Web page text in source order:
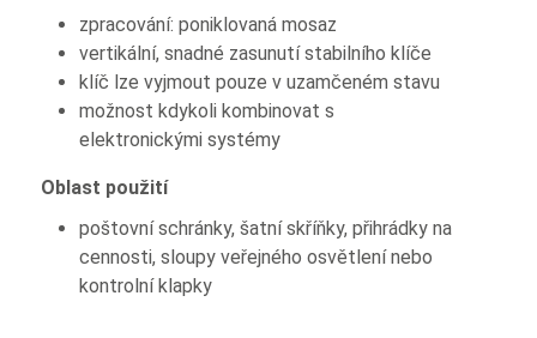
zpracování: poniklovaná mosaz
vertikální, snadné zasunutí stabilního klíče
klíč lze vyjmout pouze v uzamčeném stavu
možnost kdykoli kombinovat s
elektronickými systémy
Oblast použití
poštovní schránky, šatní skříňky, přihrádky na
cennosti, sloupy veřejného osvětlení nebo
kontrolní klapky